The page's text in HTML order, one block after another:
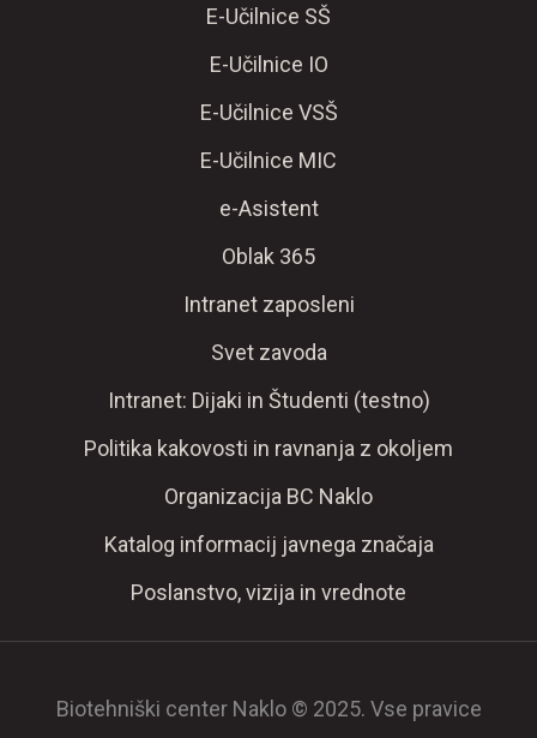
E-Učilnice SŠ
E-Učilnice IO
E-Učilnice VSŠ
E-Učilnice MIC
e-Asistent
Oblak 365
Intranet zaposleni
Svet zavoda
Intranet: Dijaki in Študenti (testno)
Politika kakovosti in ravnanja z okoljem
Organizacija BC Naklo
Katalog informacij javnega značaja
Poslanstvo, vizija in vrednote
Biotehniški center Naklo © 2025. Vse pravice